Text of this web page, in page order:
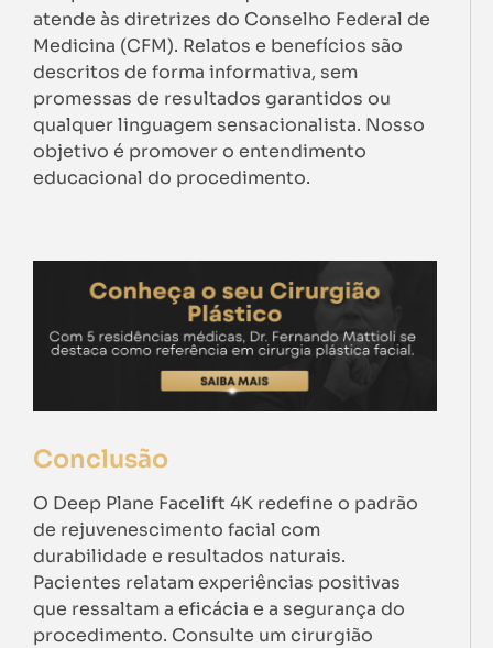
atende às diretrizes do Conselho Federal de
Medicina (CFM). Relatos e benefícios são
descritos de forma informativa, sem
promessas de resultados garantidos ou
qualquer linguagem sensacionalista. Nosso
objetivo é promover o entendimento
educacional do procedimento.
Conclusão
O Deep Plane Facelift 4K redefine o padrão
de rejuvenescimento facial com
durabilidade e resultados naturais.
Pacientes relatam experiências positivas
que ressaltam a eficácia e a segurança do
procedimento. Consulte um cirurgião